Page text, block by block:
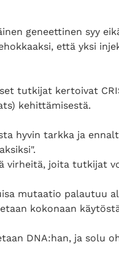
geneettinen syy
että yksi
tutkijat kertoivat
kehittämisestä.
hyvin tarkka ja
virheitä, joita tutkijat
mutaatio palautuu
kokonaan
DNA:han, ja solu